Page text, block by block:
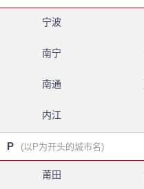
宁波
南宁
南通
内江
P (以P为开头的城市名)
莆田